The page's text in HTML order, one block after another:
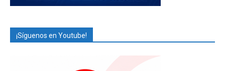
¡Síguenos en Youtube!